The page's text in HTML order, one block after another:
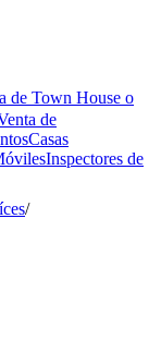
de Town House o
de
Casas
Inspectores de
/